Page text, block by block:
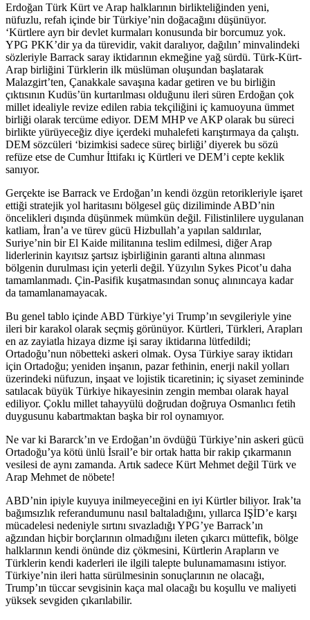
Erdoğan Türk Kürt ve Arap halklarının birlikteliğinden yeni,
nüfuzlu, refah içinde bir Türkiye’nin doğacağını düşünüyor.
‘Kürtlere ayrı bir devlet kurmaları konusunda bir borcumuz yok.
YPG PKK’dir ya da türevidir, vakit daralıyor, dağılın’ minvalindeki
sözleriyle Barrack saray iktidarının ekmeğine yağ sürdü. Türk-Kürt-
Arap birliğini Türklerin ilk müslüman oluşundan başlatarak
Malazgirt’ten, Çanakkale savaşına kadar getiren ve bu birliğin
çıktısının Kudüs’ün kurtarılması olduğunu ileri süren Erdoğan çok
millet idealiyle revize edilen rabia tekçiliğini iç kamuoyuna ümmet
birliği olarak tercüme ediyor. DEM MHP ve AKP olarak bu süreci
birlikte yürüyeceğiz diye içerdeki muhalefeti karıştırmaya da çalıştı.
DEM sözcüleri ‘bizimkisi sadece süreç birliği’ diyerek bu sözü
refüze etse de Cumhur İttifakı iç Kürtleri ve DEM’i cepte keklik
sanıyor.
Gerçekte ise Barrack ve Erdoğan’ın kendi özgün retorikleriyle işaret
ettiği stratejik yol haritasını bölgesel güç diziliminde ABD’nin
öncelikleri dışında düşünmek mümkün değil. Filistinlilere uygulanan
katliam, İran’a ve türev gücü Hizbullah’a yapılan saldırılar,
Suriye’nin bir El Kaide militanına teslim edilmesi, diğer Arap
liderlerinin kayıtsız şartsız işbirliğinin garanti altına alınması
bölgenin durulması için yeterli değil. Yüzyılın Sykes Picot’u daha
tamamlanmadı. Çin-Pasifik kuşatmasından sonuç alınıncaya kadar
da tamamlanamayacak.
Bu genel tablo içinde ABD Türkiye’yi Trump’ın sevgileriyle yine
ileri bir karakol olarak seçmiş görünüyor. Kürtleri, Türkleri, Arapları
en az zayiatla hizaya dizme işi saray iktidarına lütfedildi;
Ortadoğu’nun nöbetteki askeri olmak. Oysa Türkiye saray iktidarı
için Ortadoğu; yeniden inşanın, pazar fethinin, enerji nakil yolları
üzerindeki nüfuzun, inşaat ve lojistik ticaretinin; iç siyaset zemininde
satılacak büyük Türkiye hikayesinin zengin membaı olarak hayal
ediliyor. Çoklu millet tahayyülü doğrudan doğruya Osmanlıcı fetih
duygusunu kabartmaktan başka bir rol oynamıyor.
Ne var ki Bararck’ın ve Erdoğan’ın övdüğü Türkiye’nin askeri gücü
Ortadoğu’ya kötü ünlü İsrail’e bir ortak hatta bir rakip çıkarmanın
vesilesi de aynı zamanda. Artık sadece Kürt Mehmet değil Türk ve
Arap Mehmet de nöbete!
ABD’nin ipiyle kuyuya inilmeyeceğini en iyi Kürtler biliyor. Irak’ta
bağımsızlık referandumunu nasıl baltaladığını, yıllarca IŞİD’e karşı
mücadelesi nedeniyle sırtını sıvazladığı YPG’ye Barrack’ın
ağzından hiçbir borçlarının olmadığını ileten çıkarcı müttefik, bölge
halklarının kendi önünde diz çökmesini, Kürtlerin Arapların ve
Türklerin kendi kaderleri ile ilgili talepte bulunamamasını istiyor.
Türkiye’nin ileri hatta sürülmesinin sonuçlarının ne olacağı,
Trump’ın tüccar sevgisinin kaça mal olacağı bu koşullu ve maliyeti
yüksek sevgiden çıkarılabilir.